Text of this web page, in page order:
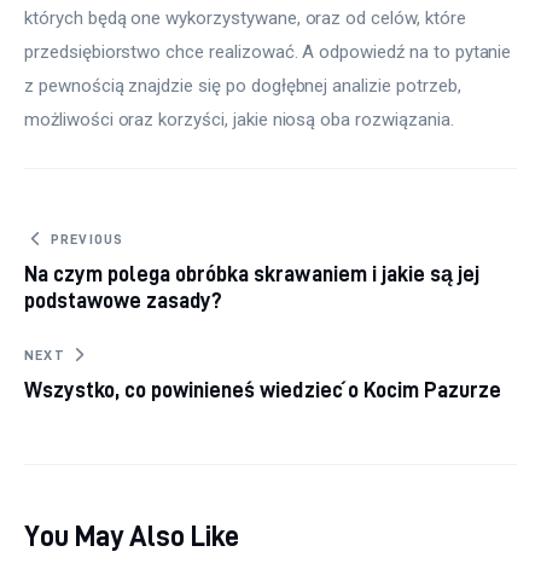
których będą one wykorzystywane, oraz od celów, które
przedsiębiorstwo chce realizować. A odpowiedź na to pytanie
z pewnością znajdzie się po dogłębnej analizie potrzeb,
możliwości oraz korzyści, jakie niosą oba rozwiązania.
Nawigacja wpisu
PREVIOUS
Na czym polega obróbka skrawaniem i jakie są jej
podstawowe zasady?
NEXT
Wszystko, co powinieneś wiedzieć o Kocim Pazurze
You May Also Like